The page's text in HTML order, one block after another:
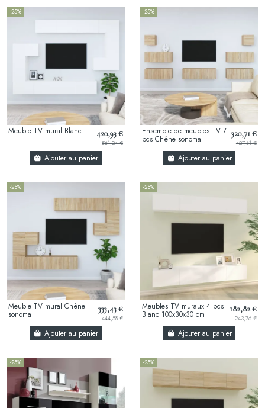
-25%
Meuble TV mural Blanc 420,93 €
561,24 €
Ajouter au panier
-25%
Ensemble de meubles TV 7
pcs Chêne sonoma
320,71 €
427,61 €
Ajouter au panier
-25%
Meuble TV mural Chêne
sonoma
333,43 €
444,58 €
Ajouter au panier
-25%
Meubles TV muraux 4 pcs
Blanc 100x30x30 cm
182,82 €
243,76 €
Ajouter au panier
-25% -25%